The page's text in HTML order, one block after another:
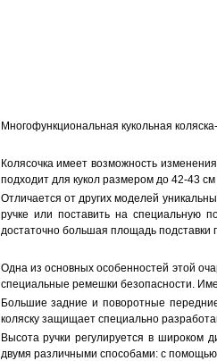
Многофункциональная кукольная
Колясочка имеет возможность
подходит для кукол размером до 42-43
Отличается от других моделей
ручке или поставить на специальную
достаточно большая площадь подставки
Одна из основных особенностей этой
специальные ремешки безопасности.
Большие задние и поворотные
коляску защищает специально
Высота ручки регулируется в широком
двумя различными способами: с